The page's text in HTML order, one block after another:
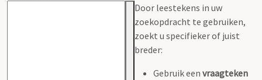
Door leestekens in uw
zoekopdracht te gebruiken,
zoekt u specifieker of juist
breder:
Gebruik een vraagteken